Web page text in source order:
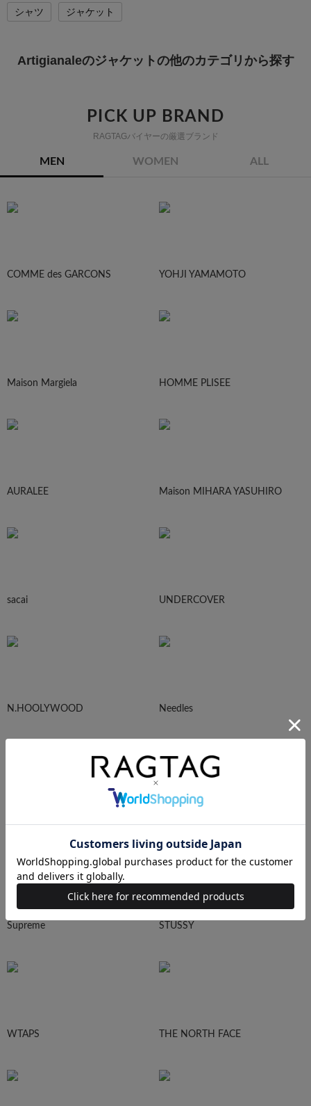
シャツ ジャケット
Artigianaleのジャケットの他のカテゴリから探す
PICK UP BRAND
RAGTAGバイヤーの厳選ブランド
MEN WOMEN ALL
COMME des GARCONS YOHJI YAMAMOTO
Maison Margiela HOMME PLISEE
AURALEE Maison MIHARA YASUHIRO
sacai UNDERCOVER
N.HOOLYWOOD Needles
Supreme STUSSY
WTAPS THE NORTH FACE